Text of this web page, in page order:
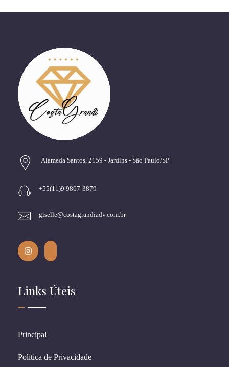
Alameda Santos, 2159 - Jardins - São Paulo/SP
+55(11)9 9867-3879
giselle@costagrandiadv.com.br
Links Úteis
Principal
Política de Privacidade